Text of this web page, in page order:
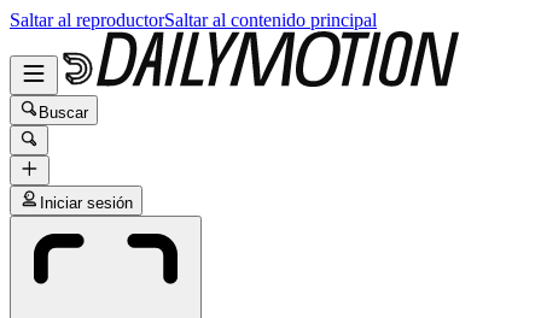
Saltar al reproductorSaltar al contenido principal
Buscar
Iniciar sesión